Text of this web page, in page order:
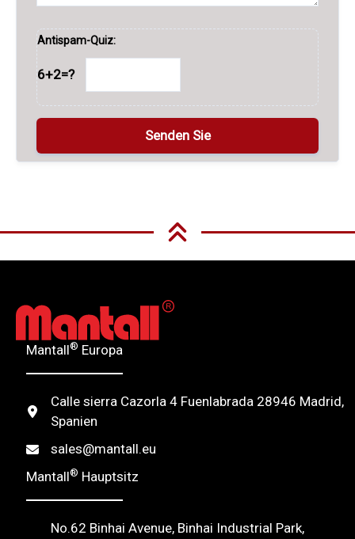
Antispam-Quiz:
6+2=?
Mantall® Europa
Calle sierra Cazorla 4 Fuenlabrada 28946 Madrid,
Spanien
sales@mantall.eu
Mantall® Hauptsitz
No.62 Binhai Avenue, Binhai Industrial Park,